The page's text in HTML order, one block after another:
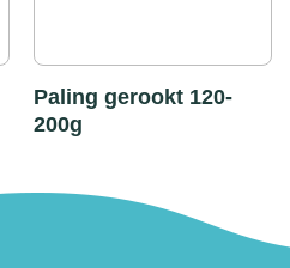
Paling gerookt 120-
200g